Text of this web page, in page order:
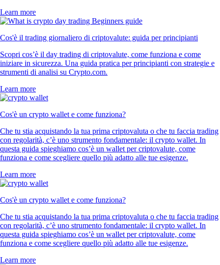
Learn more
Cos'è il trading giornaliero di criptovalute: guida per principianti
Scopri cos’è il day trading di criptovalute, come funziona e come
iniziare in sicurezza. Una guida pratica per principianti con strategie e
strumenti di analisi su Crypto.com.
Learn more
Cos'è un crypto wallet e come funziona?
Che tu stia acquistando la tua prima criptovaluta o che tu faccia trading
con regolarità, c’è uno strumento fondamentale: il crypto wallet. In
questa guida spieghiamo cos’è un wallet per criptovalute, come
funziona e come scegliere quello più adatto alle tue esigenze.
Learn more
Cos'è un crypto wallet e come funziona?
Che tu stia acquistando la tua prima criptovaluta o che tu faccia trading
con regolarità, c’è uno strumento fondamentale: il crypto wallet. In
questa guida spieghiamo cos’è un wallet per criptovalute, come
funziona e come scegliere quello più adatto alle tue esigenze.
Learn more